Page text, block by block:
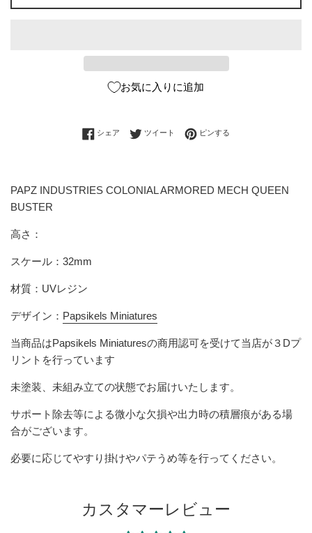
お気に入りに追加
シェア Facebookでシェアする
ツイート Twitterに投稿する
ピンする
PAPZ INDUSTRIES COLONIAL ARMORED MECH QUEEN
BUSTER
高さ：
スケール：32mm
材質：UVレジン
デザイン： Papsikels Miniatures
当商品はPapsikels Miniaturesの商用認可を受けて当店が３Dプ
リントを行っています
未塗装、未組み立ての状態でお届けいたします。
サポート除去等による微小な欠損や出力時の積層痕がある場
合がございます。
必要に応じてやすり掛けやパテうめ等を行ってください。
カスタマーレビュー